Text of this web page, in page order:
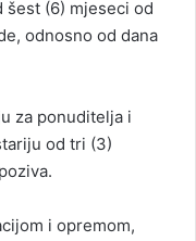
šest (6) mjeseci od
odnosno od dana
za ponuditelja i
od tri (3)
i opremom,